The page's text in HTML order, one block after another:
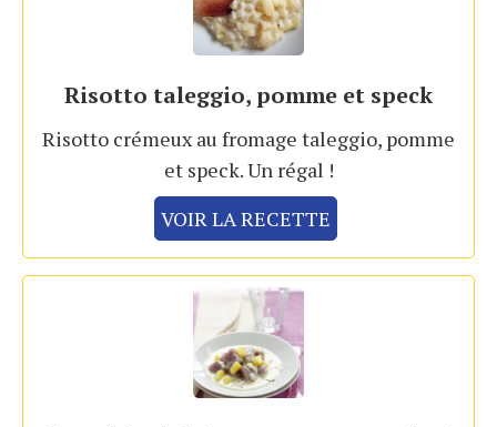
Risotto taleggio, pomme et speck
Risotto crémeux au fromage taleggio, pomme
et speck. Un régal !
VOIR LA RECETTE